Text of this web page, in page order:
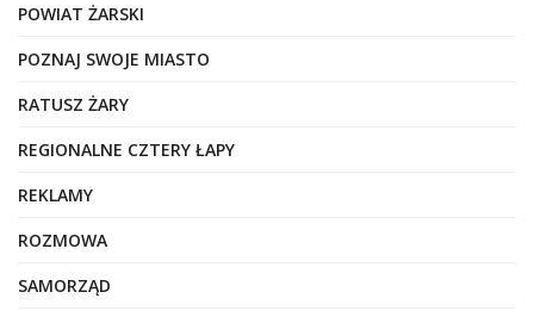
POWIAT ŻARSKI
POZNAJ SWOJE MIASTO
RATUSZ ŻARY
REGIONALNE CZTERY ŁAPY
REKLAMY
ROZMOWA
SAMORZĄD